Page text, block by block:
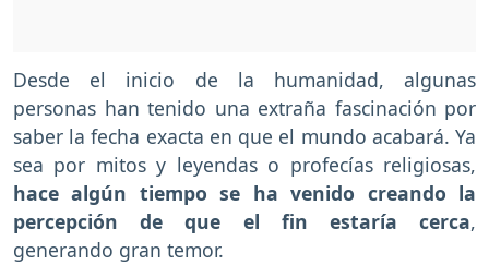
Desde el inicio de la humanidad, algunas
personas han tenido una extraña fascinación por
saber la fecha exacta en que el mundo acabará. Ya
sea por mitos y leyendas o profecías religiosas,
hace algún tiempo se ha venido creando la
percepción de que el fin estaría cerca,
generando gran temor.